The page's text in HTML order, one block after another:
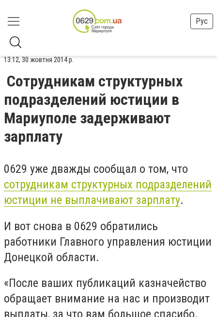
Рус
13:12, 30 жовтня 2014 р.
Сотрудникам структурных
подразделений юстиции в
Мариуполе задерживают
зарплату
0629 уже дважды сообщал о том, что
сотрудникам структурных подразделений
юстиции не выплачивают зарплату.
И вот снова в 0629 обратились
работники Главного управления юстиции
Донецкой области.
«После ваших публикаций казначейство
обращает внимание на нас и производит
выплаты, за что вам большое спасибо.